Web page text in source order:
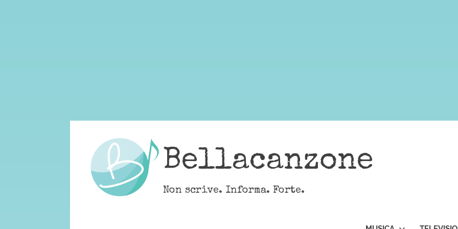
content
Bellacanzone
Non scrive. Informa. Forte.